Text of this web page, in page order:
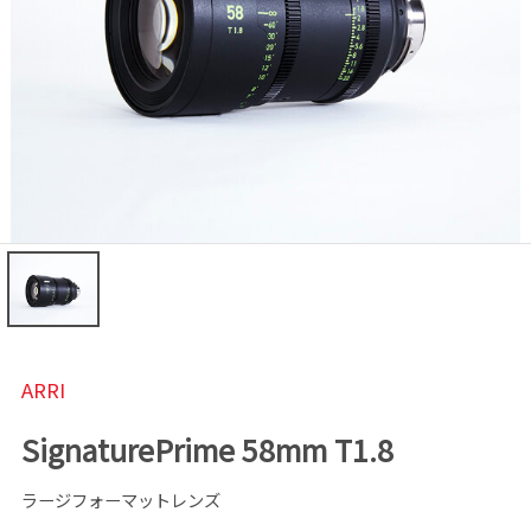
ARRI
SignaturePrime 58mm T1.8
ラージフォーマットレンズ